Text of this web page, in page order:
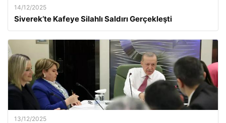
14/12/2025
Siverek’te Kafeye Silahlı Saldırı Gerçekleşti
13/12/2025